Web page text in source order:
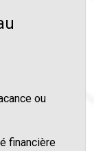
ou
financière